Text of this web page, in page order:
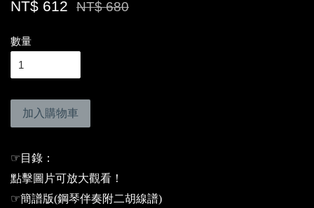
NT$ 612 NT$ 680
數量
加入購物車
☞ 目錄：
點擊圖片可放大觀看！
☞簡譜版(鋼琴伴奏附二胡線譜)